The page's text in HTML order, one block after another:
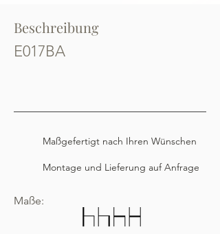
Beschreibung
E017BA
Maßgefertigt nach Ihren Wünschen
Montage und Lieferung auf Anfrage
Maße: